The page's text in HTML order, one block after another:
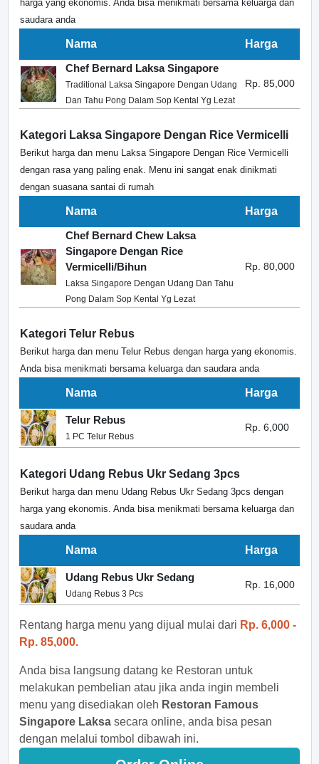
harga yang ekonomis. Anda bisa menikmati bersama keluarga dan
saudara anda
Nama
Harga
Chef Bernard Laksa Singapore
Traditional Laksa Singapore Dengan Udang
Dan Tahu Pong Dalam Sop Kental Yg Lezat
Rp. 85,000
Kategori Laksa Singapore Dengan Rice Vermicelli
Berikut harga dan menu Laksa Singapore Dengan Rice Vermicelli
dengan rasa yang paling enak. Menu ini sangat enak dinikmati
dengan suasana santai di rumah
Nama
Harga
Chef Bernard Chew Laksa
Singapore Dengan Rice
Vermicelli/Bihun
Laksa Singapore Dengan Udang Dan Tahu
Pong Dalam Sop Kental Yg Lezat
Rp. 80,000
Kategori Telur Rebus
Berikut harga dan menu Telur Rebus dengan harga yang ekonomis.
Anda bisa menikmati bersama keluarga dan saudara anda
Nama Harga
Telur Rebus
1 PC Telur Rebus
Rp. 6,000
Kategori Udang Rebus Ukr Sedang 3pcs
Berikut harga dan menu Udang Rebus Ukr Sedang 3pcs dengan
harga yang ekonomis. Anda bisa menikmati bersama keluarga dan
saudara anda
Nama Harga
Udang Rebus Ukr Sedang
Udang Rebus 3 Pcs
Rp. 16,000
Rentang harga menu yang dijual mulai dari Rp. 6,000 -
Rp. 85,000.
Anda bisa langsung datang ke Restoran untuk
melakukan pembelian atau jika anda ingin membeli
menu yang disediakan oleh Restoran Famous
Singapore Laksa secara online, anda bisa pesan
dengan melalui tombol dibawah ini.